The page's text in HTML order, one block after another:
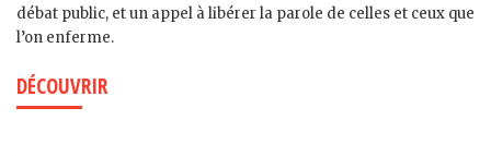
débat public, et un appel à libérer la parole de celles et ceux que
l’on enferme.
DÉCOUVRIR